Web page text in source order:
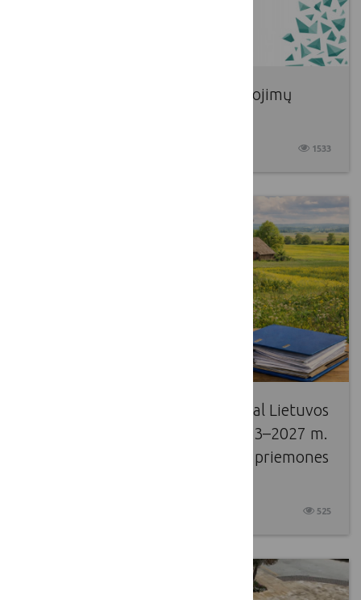
„Ateities kaimo kūrėjų apdovanojimų
1533
Pakeistas paramos paraiškų pagal Lietuvos
žemės ūkio ir kaimo plėtros 2023–2027 m.
strateginio plano intervencines priemones
525